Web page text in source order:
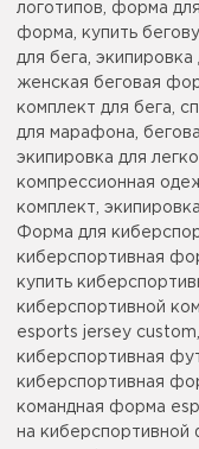
логотипов, форма
форма, купить
для бега,
женская беговая
комплект для бега,
для марафона,
экипировка для
компрессионная
комплект,
Форма для
киберспортивная
купить
киберспортивной
esports jersey
киберспортивная
киберспортивная
командная форма
на киберспортивной